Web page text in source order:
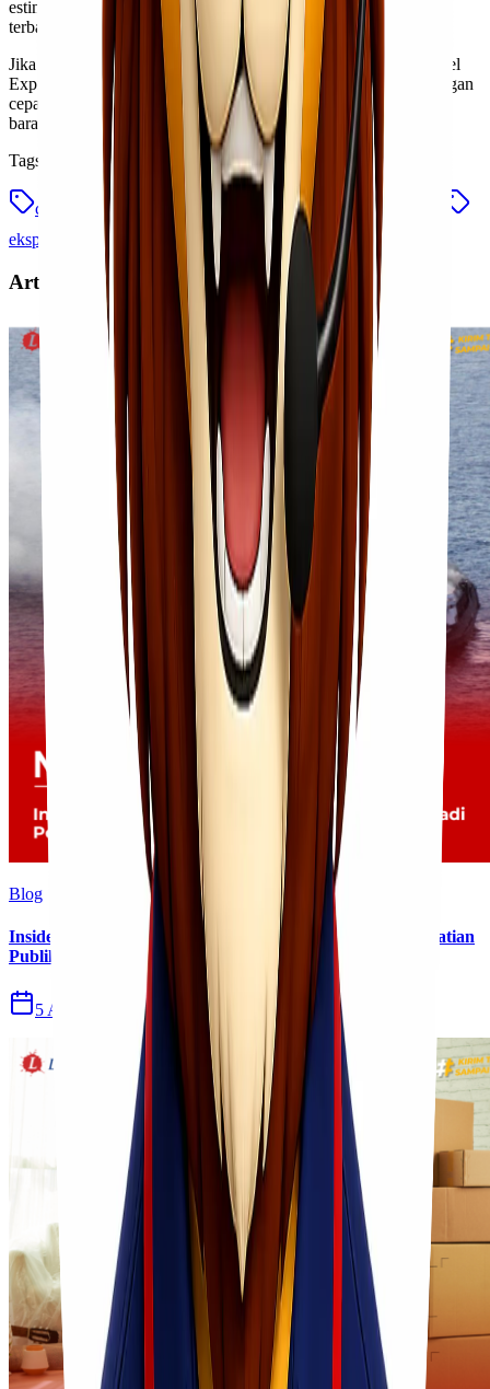
estimasi harga, durasi pengiriman, hingga rekomendasi layanan
terbaik sesuai kebutuhan kamu.
Jika kamu sedang mencari layanan ekspedisi cargo murah, Lionel
Express adalah solusi terbaik untuk memastikan barang tiba dengan
cepat, aman, dan harga yang tetap bersahabat. Yuk, mulai kirim
barangmu bersama kami sekarang!
Tags
cargo merauke surabaya
cargo murah merauke surabaya
ekspedisi cargo murah
lionel express
Artikel Terkait
Blog
Insiden Kebakaran KM Mutiara Sentosa II Menjadi Perhatian
Publik
5 Agu 2026